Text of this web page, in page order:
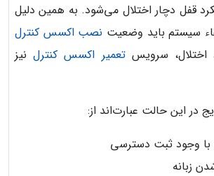
قفل دچار اختلال می‌شود. به همین دلیل
سیستم باید وضعیت نصب اکسس کنترل
سرویستعمیر اکسس کنترلنیز
در این حالت عبارت‌اند از:
با وجود ثبت دسترسی
زبانه